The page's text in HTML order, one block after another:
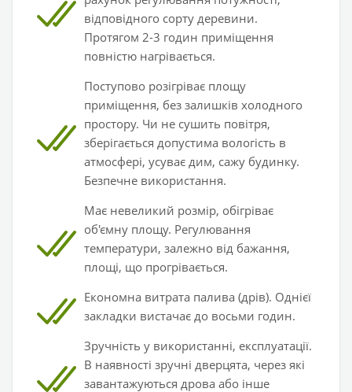
відповідного сорту деревини.
Протягом 2-3 годин приміщення
повністю нагрівається.
Поступово розігріває площу
приміщення, без залишків холодного
простору. Чи не сушить повітря,
зберігається допустима вологість в
атмосфері, усуває дим, сажу будинку.
Безпечне використання.
Має невеликий розмір, обігріває
об'ємну площу. Регулювання
температури, залежно від бажання,
площі, що прогрівається.
Економна витрата палива (дрів). Однієї
закладки вистачає до восьми годин.
Зручність у використанні, експлуатації.
В наявності зручні дверцята, через які
завантажуються дрова або інше